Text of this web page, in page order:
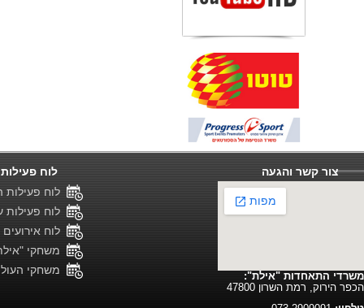
לוח
לוח
לוח פעילות
לוח
משחקי
משחקי
צור קשר והגעה
משרדי התאחדות "אילת":
הכפר הירוק, רמת השרון 47800